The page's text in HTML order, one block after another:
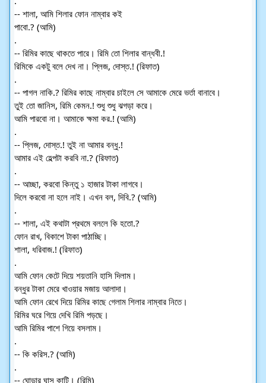
-- শালা, আমি শিলার ফোন নাম্বার কই
পাবো.? (আমি)
.
-- রিমির কাছে থাকতে পারে। রিমি তো শিলার বান্ধবী.!
রিমিকে একটু বলে দেখ না। প্লিজ, দোস্ত.! (রিফাত)
.
-- পাগল নাকি.? রিমির কাছে নাম্বার চাইলে সে আমাকে মেরে ভর্তা বানাবে।
তুই তো জানিস, রিমি কেমন.! শুধু শুধু ঝগড়া করে।
আমি পারবো না। আমাকে ক্ষমা কর.! (আমি)
.
-- প্লিজ, দোস্ত.! তুই না আমার বন্ধু.!
আমার এই হেল্পটা করবি না.? (রিফাত)
.
-- আচ্ছা, করবো কিন্তু ১ হাজার টাকা লাগবে।
দিলে করবো না হলে নাই। এখন বল, দিবি.? (আমি)
.
-- শালা, এই কথাটা প্রথমে বললে কি হতো.?
ফোন রাখ, বিকাশে টাকা পাঠাচ্ছি।
শালা, ধরিবাজ.! (রিফাত)
.
আমি ফোন কেটে দিয়ে শয়তানি হাসি দিলাম।
বন্ধুর টাকা মেরে খাওয়ার মজায় আলাদা।
আমি ফোন রেখে দিয়ে রিমির কাছে গেলাম শিলার নাম্বার নিতে।
রিমির ঘরে গিয়ে দেখি রিমি পড়ছে।
আমি রিমির পাশে গিয়ে বসলাম।
.
-- কি করিস.? (আমি)
.
-- ঘোড়ার ঘাস কাটি। (রিমি)